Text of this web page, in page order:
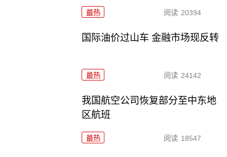
最热 阅读 20394
国际油价过山车 金融市场现反转
最热 阅读 24142
我国航空公司恢复部分至中东地
区航班
最热 阅读 18547